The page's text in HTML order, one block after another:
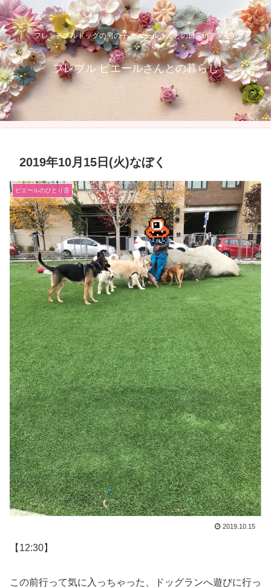
フレンチブルドッグの男の子 ピエールさんとの日常inアメリカ
フレブル ピエールさんとの暮らし
2019年10月15日(火)なぼく
ピエールのひとり言
2019.10.15
【12:30】
この前行って気に入っちゃった、ドッグランへ遊びに行っ